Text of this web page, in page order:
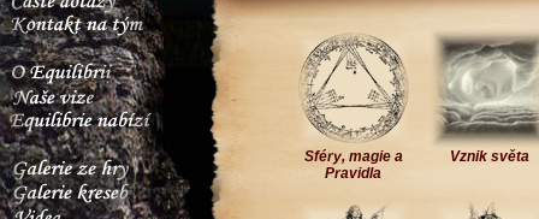
Sféry, magie a
Pravidla
Vznik světa